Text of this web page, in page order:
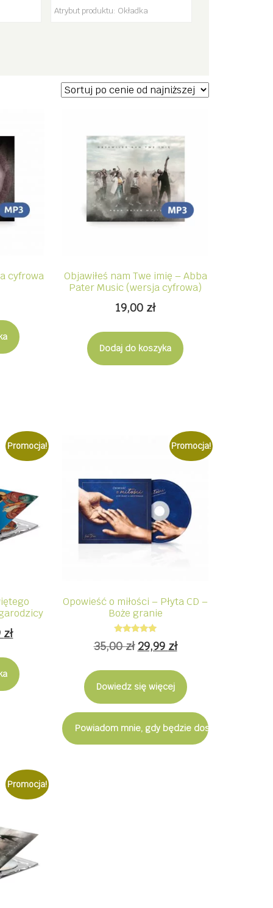
cyfrowa
Objawiłeś nam Twe imię – Abba
Pater Music (wersja cyfrowa)
19,00 zł
Dodaj do koszyka
Promocja!
złAktualna
wynosi:
29,99 zł.
Promocja!
Opowieść o miłości – Płyta CD –
Boże granie
Oceniono
5.00
35,00zł Pierwotna
wynosiła:
35,00 zł.
29,99 złAktualna
wynosi:
29,99 zł.
Dowiedz się więcej
Powiadom mnie, gdy będzie dostępny
Promocja!